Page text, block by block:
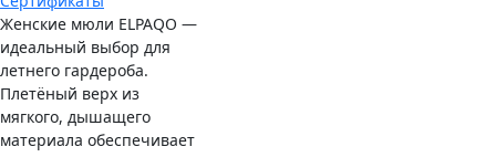
Женские мюли ELPAQO —
идеальный выбор для
летнего гардероба.
Плетёный верх из
мягкого, дышащего
материала обеспечивает